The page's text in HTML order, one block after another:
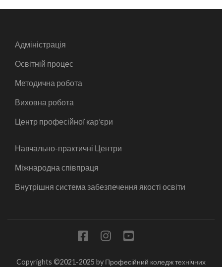
Адміністрація
Освітній процес
Методична робота
Виховна робота
Центр професійної кар’єри
Навчально-практичні Центри
Міжнародна співпраця
Внутрішня система забезпечення якості освіти
Copyrights ©2021-2025 by Професійний коледж технічних